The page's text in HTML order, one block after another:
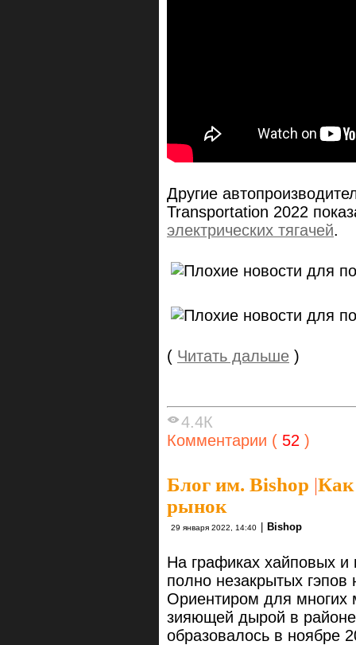
Другие
Transportation 2022
электрических тягачей.
( Читать дальше )
4.4К
Комментарии ( 52 )
Блог им. Bishop |Как
рынок
29 января 2022, 14:40 | Bishop
На графиках хайповых и
полно незакрытых
Ориентиром для многих
зияющей дырой в
образовалось в ноябре